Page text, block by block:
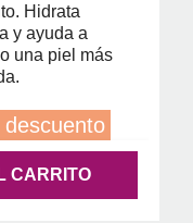
Hidrata
y ayuda a
una piel más
CARRITO